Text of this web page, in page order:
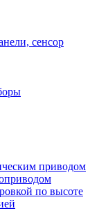
сенсор
приводом
по высоте